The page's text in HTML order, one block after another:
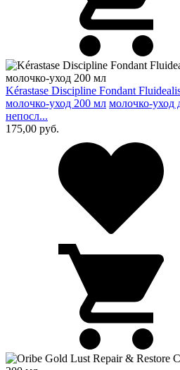
Kérastase Discipline Fondant
молочко-уход 200 мл молочко-уход
непосл...
175,00 руб.